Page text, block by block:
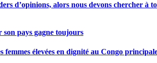
d’opinions, alors nous devons chercher
son pays gagne toujours
femmes élevées en dignité au Congo